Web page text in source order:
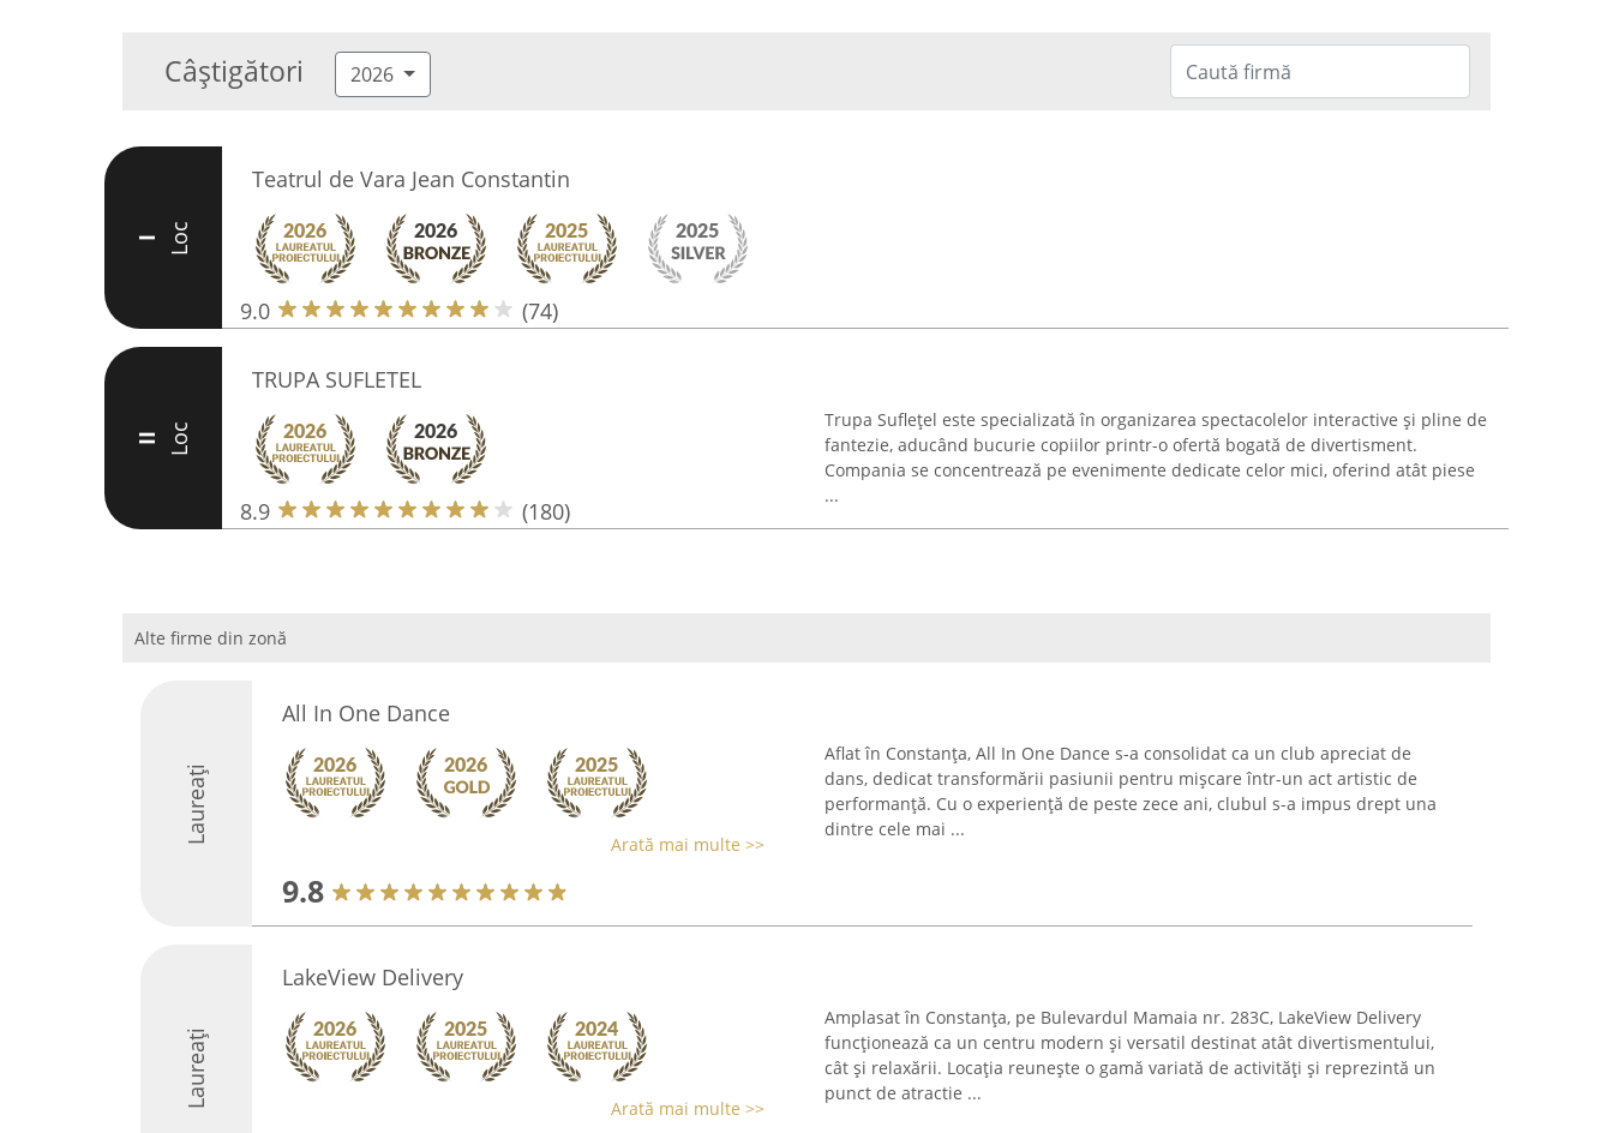
Câștigători 2026
I Loc
Teatrul de Vara Jean Constantin
9.0 (74)
II Loc
TRUPA SUFLETEL
8.9 (180)
Trupa Suflețel este specializată în organizarea spectacolelor interactive și pline de
fantezie, aducând bucurie copiilor printr-o ofertă bogată de divertisment.
Compania se concentrează pe evenimente dedicate celor mici, oferind atât piese
...
Alte firme din zonă
Laureați
All In One Dance
Arată mai multe >>
9.8
Aflat în Constanța, All In One Dance s-a consolidat ca un club apreciat de
dans, dedicat transformării pasiunii pentru mișcare într-un act artistic de
performanță. Cu o experiență de peste zece ani, clubul s-a impus drept una
dintre cele mai ...
Laureați
LakeView Delivery
Arată mai multe >>
Amplasat în Constanța, pe Bulevardul Mamaia nr. 283C, LakeView Delivery
funcționează ca un centru modern și versatil destinat atât divertismentului,
cât și relaxării. Locația reunește o gamă variată de activități și reprezintă un
punct de atractie ...